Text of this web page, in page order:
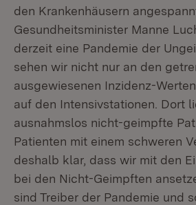
den Krankenhäusern
Gesundheitsminister Manne
derzeit eine Pandemie der
sehen wir nicht nur an den
ausgewiesenen Inzidenz-
auf den Intensivstationen. Dort
ausnahmslos nicht-geimpfte
Patienten mit einem schweren
deshalb klar, dass wir mit den
bei den Nicht-Geimpften
sind Treiber der Pandemie und